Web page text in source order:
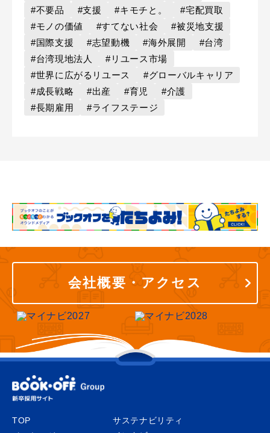
#不要品
#支援 #キモチと。
#宅配買取
#モノの価値
#すてない社会
#被災地支援
#国際支援
#志望動機 #海外展開
#台湾
#台湾現地法人
#リユース市場
#世界に広がるリユース
#グローバルキャリア
#成長戦略
#出産 #育児
#介護
#長期雇用
#ライフステージ
会社概要・アクセス
TOP
サステナビリティ